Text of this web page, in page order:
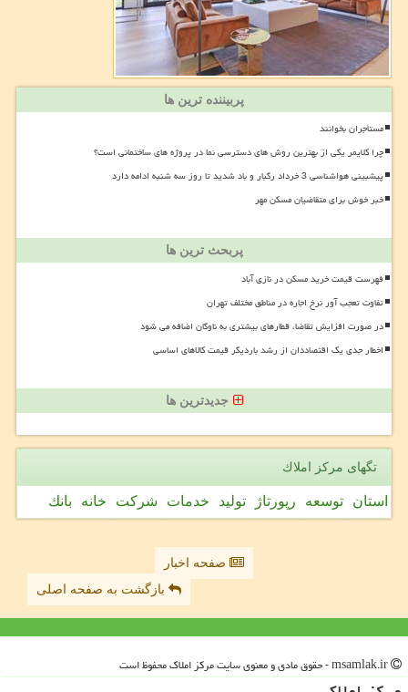
پربیننده ترین ها
مستأجران بخوانند
چرا کلایمر یکی از بهترین روش های دسترسی نما در پروژه های ساختمانی است؟
پیشبینی هواشناسی 3 خرداد رگبار و باد شدید تا روز سه شنبه ادامه دارد
خبر خوش برای متقاضیان مسکن مهر
پربحث ترین ها
فهرست قیمت خرید مسکن در نازی آباد
تفاوت تعجب آور نرخ اجاره در مناطق مختلف تهران
در صورت افزایش تقاضا، قطارهای بیشتری به ناوگان اضافه می شود
اخطار جدی یک اقتصاددان از رشد باردیگر قیمت کالاهای اساسی
جدیدترین ها
تگهای مركز املاك
استان توسعه رپورتاژ تولید خدمات شركت خانه بانك
صفحه اخبار
بازگشت به صفحه اصلی